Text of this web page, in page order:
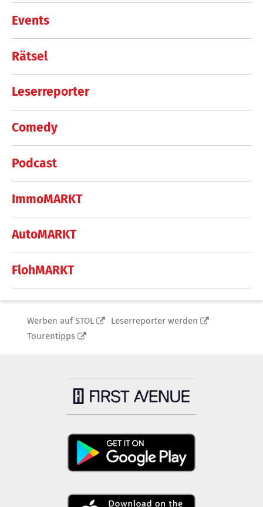
Events
Rätsel
Leserreporter
Comedy
Podcast
ImmoMARKT
AutoMARKT
FlohMARKT
Werben auf STOL
Leserreporter werden
Tourentipps